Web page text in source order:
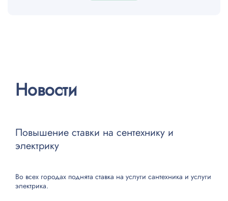
Замена блока питания
Замена HDD
Замена Blu-ray
Новости
Повышение ставки на сентехнику и
электрику
Во всех городах поднята ставка на услуги сантехника и услуги
электрика.